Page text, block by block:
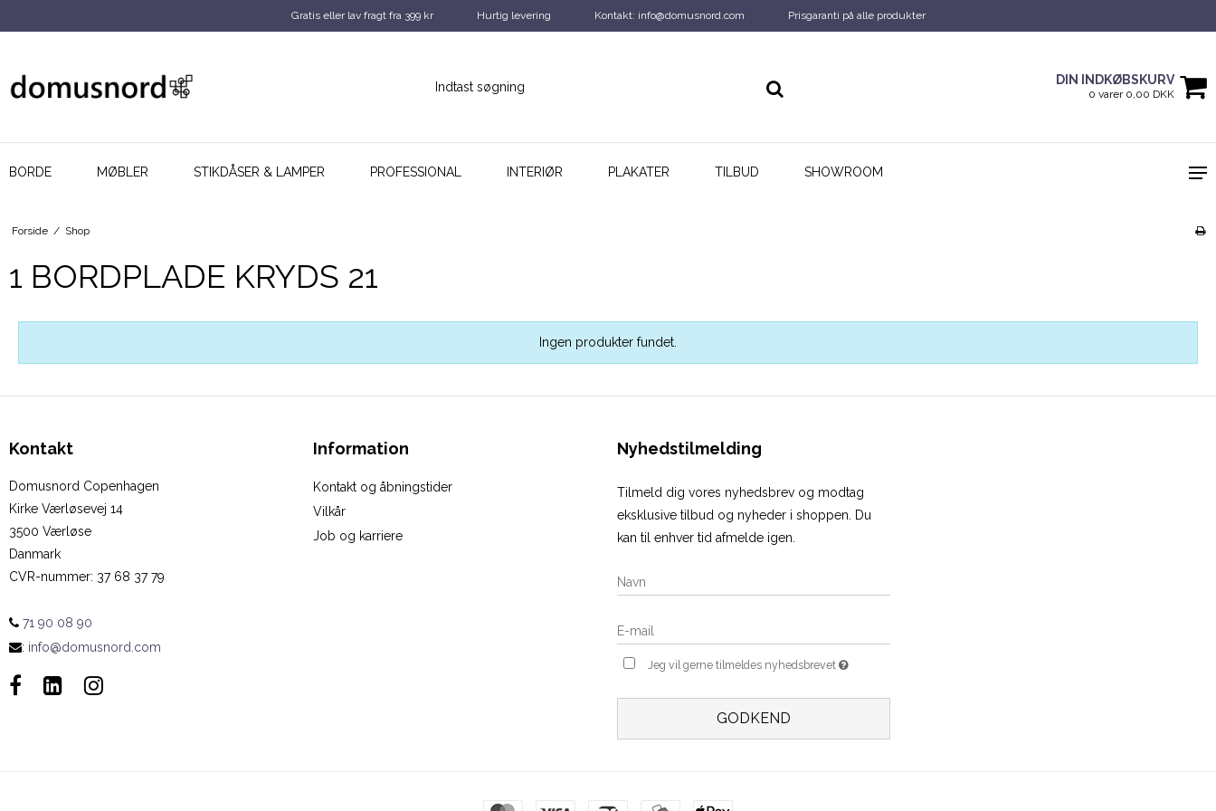
Gratis eller lav fragt fra 399 kr Hurtig levering Kontakt: info@domusnord.com Prisgaranti på alle produkter
DIN INDKØBSKURV
0 varer 0,00 DKK
BORDE MØBLER STIKDÅSER & LAMPER PROFESSIONAL INTERIØR PLAKATER TILBUD SHOWROOM
Forside / Shop
1 BORDPLADE KRYDS 21
Ingen produkter fundet.
Kontakt
Domusnord Copenhagen
Kirke Værløsevej 14
3500 Værløse
Danmark
CVR-nummer: 37 68 37 79
71 90 08 90
: info@domusnord.com
Information
Kontakt og åbningstider
Vilkår
Job og karriere
Nyhedstilmelding
Tilmeld dig vores nyhedsbrev og modtag
eksklusive tilbud og nyheder i shoppen. Du
kan til enhver tid afmelde igen.
Jeg vil gerne tilmeldes nyhedsbrevet
GODKEND